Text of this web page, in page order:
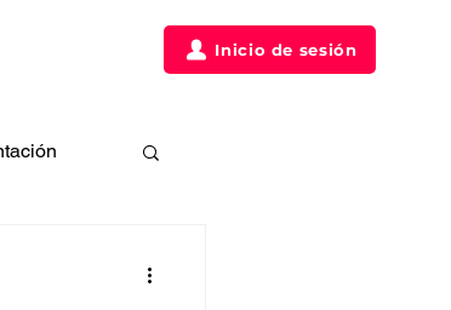
Inicio de sesión